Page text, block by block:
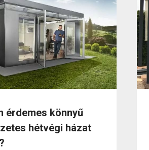
érdemes könnyű
hétvégi házat